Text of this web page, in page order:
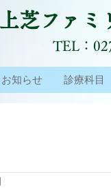
上芝ファ
TEL：
お知らせ 診療科目